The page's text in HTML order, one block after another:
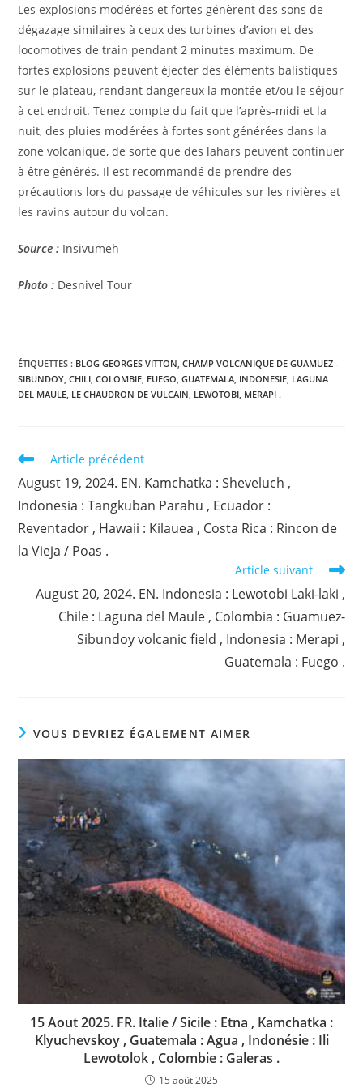
Les explosions modérées et fortes génèrent des sons de
dégazage similaires à ceux des turbines d’avion et des
locomotives de train pendant 2 minutes maximum. De
fortes explosions peuvent éjecter des éléments balistiques
sur le plateau, rendant dangereux la montée et/ou le séjour
à cet endroit. Tenez compte du fait que l’après-midi et la
nuit, des pluies modérées à fortes sont générées dans la
zone volcanique, de sorte que des lahars peuvent continuer
à être générés. Il est recommandé de prendre des
précautions lors du passage de véhicules sur les rivières et
les ravins autour du volcan.
Source : Insivumeh
Photo : Desnivel Tour
ÉTIQUETTES : BLOG GEORGES VITTON CHAMP VOLCANIQUE DE GUAMUEZ -
SIBUNDOY CHILI COLOMBIE FUEGO GUATEMALA INDONESIE LAGUNA
DEL MAULE LE CHAUDRON DE VULCAIN LEWOTOBI MERAPI .
Read
articles
Article précédent
August 19, 2024. EN. Kamchatka : Sheveluch ,
Indonesia : Tangkuban Parahu , Ecuador :
Reventador , Hawaii : Kilauea , Costa Rica : Rincon de
la Vieja / Poas .
Article suivant
August 20, 2024. EN. Indonesia : Lewotobi Laki-laki ,
Chile : Laguna del Maule , Colombia : Guamuez-
Sibundoy volcanic field , Indonesia : Merapi ,
Guatemala : Fuego .
VOUS DEVRIEZ ÉGALEMENT AIMER
15 Aout 2025. FR. Italie / Sicile : Etna , Kamchatka :
Klyuchevskoy , Guatemala : Agua , Indonésie : Ili
Lewotolok , Colombie : Galeras .
15 août 2025